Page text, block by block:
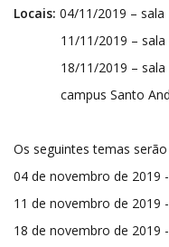
Locais: 04/11/2019 – sala
11/11/2019 – sala
18/11/2019 – sala
campus Santo
Os seguintes temas
04 de novembro de 2019
11 de novembro de 2019
18 de novembro de 2019